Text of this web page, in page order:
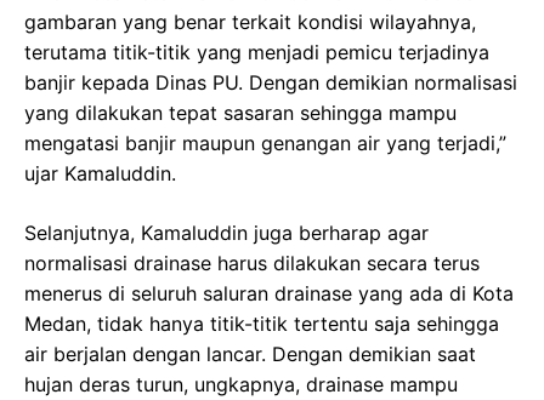
gambaran yang benar terkait kondisi wilayahnya,
terutama titik-titik yang menjadi pemicu terjadinya
banjir kepada Dinas PU. Dengan demikian normalisasi
yang dilakukan tepat sasaran sehingga mampu
mengatasi banjir maupun genangan air yang terjadi,”
ujar Kamaluddin.
Selanjutnya, Kamaluddin juga berharap agar
normalisasi drainase harus dilakukan secara terus
menerus di seluruh saluran drainase yang ada di Kota
Medan, tidak hanya titik-titik tertentu saja sehingga
air berjalan dengan lancar. Dengan demikian saat
hujan deras turun, ungkapnya, drainase mampu